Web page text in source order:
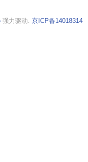
强力驱动. 京ICP备14018314